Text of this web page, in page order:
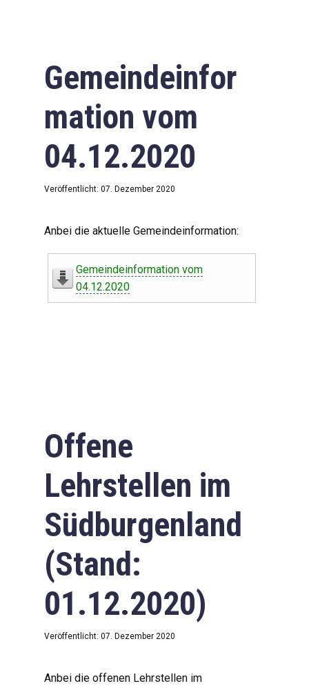
Gemeindeinfor
mation vom
04.12.2020
Veröffentlicht: 07. Dezember 2020
Anbei die aktuelle Gemeindeinformation:
Gemeindeinformation vom
04.12.2020
Offene
Lehrstellen im
Südburgenland
(Stand:
01.12.2020)
Veröffentlicht: 07. Dezember 2020
Anbei die offenen Lehrstellen im